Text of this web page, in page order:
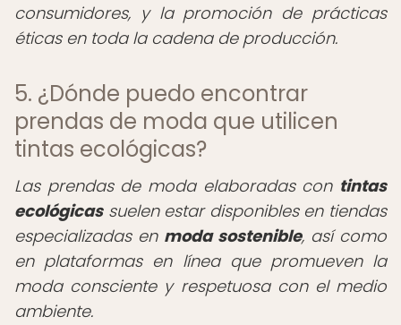
consumidores, y la promoción de prácticas
éticas en toda la cadena de producción.
5. ¿Dónde puedo encontrar
prendas de moda que utilicen
tintas ecológicas?
Las prendas de moda elaboradas con tintas
ecológicassuelen estar disponibles en tiendas
especializadas en moda sostenible, así como
en plataformas en línea que promueven la
moda consciente y respetuosa con el medio
ambiente.